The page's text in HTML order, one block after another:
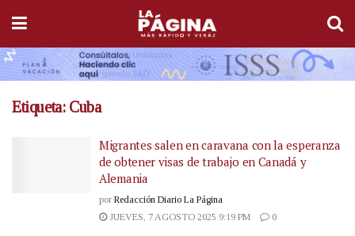
Etiqueta: Cuba
Migrantes salen en caravana con la esperanza
de obtener visas de trabajo en Canadá y
Alemania
por Redacción Diario La Página
JUEVES, 7 AGOSTO 2025 9:19 PM
0